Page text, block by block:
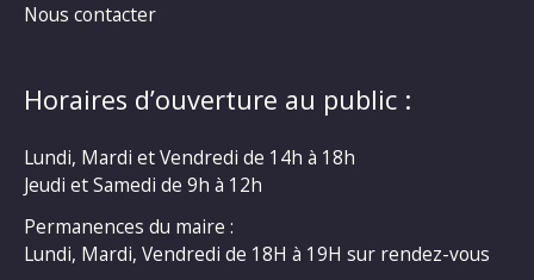
Nous contacter
Horaires d’ouverture au public :
Lundi, Mardi et Vendredi de 14h à 18h
Jeudi et Samedi de 9h à 12h
Permanences du maire :
Lundi, Mardi, Vendredi de 18H à 19H sur rendez-vous